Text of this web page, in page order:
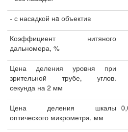
- с насадкой нa объектив
Коэффициент нитяного
дальномера, %
Цена деления уровня при
зрительной трубе, углов.
секунда на 2 мм
Цена деления шкалы
оптического микрометра, мм